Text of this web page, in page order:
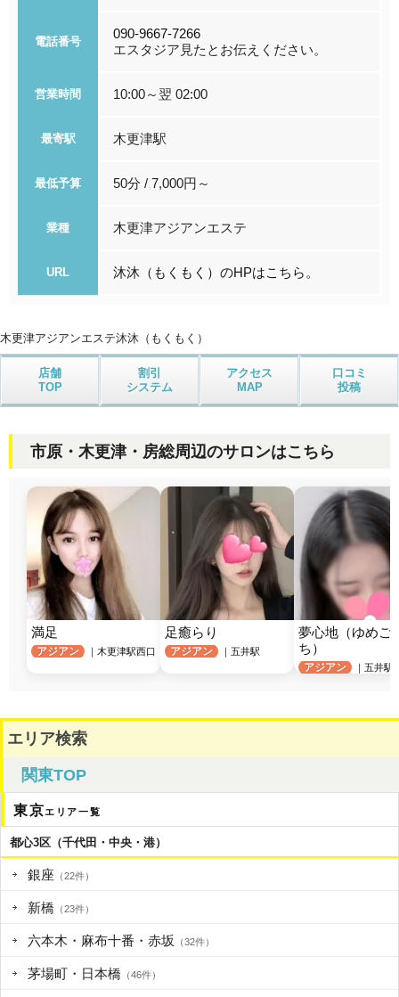
電話番号
090-9667-7266
エスタジア見たとお伝えください。
営業時間 10:00～翌 02:00
最寄駅 木更津駅
最低予算 50分 / 7,000円～
業種 木更津アジアンエステ
URL 沐沐（もくもく）のHPはこちら。
木更津アジアンエステ沐沐（もくもく）
店舗
TOP
割引
システム
アクセス
MAP
口コミ
投稿
市原・木更津・房総周辺のサロンはこちら
満足
アジアン ｜木更津駅西口
足癒らり
アジアン ｜五井駅
夢心地（ゆめご
ち）
アジアン ｜五井駅
エリア検索
関東TOP
東京エリア一覧
都心3区（千代田・中央・港）
銀座 （22件）
新橋 （23件）
六本木・麻布十番・赤坂 （32件）
茅場町・日本橋 （46件）